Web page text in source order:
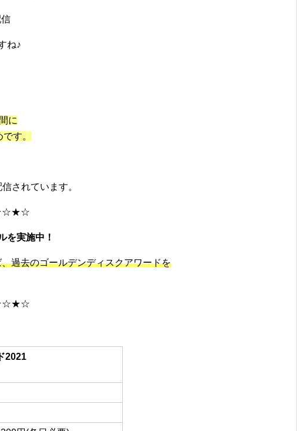
ね♪
に
す。
されています。
を実施中！
過去のゴールデンディスクアワードを
2021